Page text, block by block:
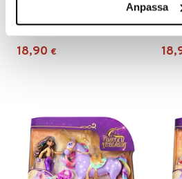
Anpassa
Unicorn Academy Ava & Leaf
UNICORN ACADEMY
18,90 €